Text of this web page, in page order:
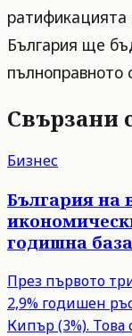
България ще
пълноправното
Свързани
Бизнес
България на
годишна база
През първото
2,9% годишен
Кипър (3%). Това